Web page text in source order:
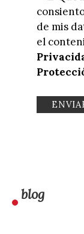
de mis
el
blog